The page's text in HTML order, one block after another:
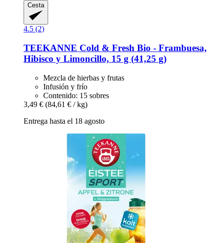
Cesta
4.5 (2)
TEEKANNE Cold & Fresh Bio -​ Frambuesa,
Hibisco y Limoncillo, 15 g (41,25 g)
Mezcla de hierbas y frutas
Infusión y frío
Contenido: 15 sobres
3,49 € (84,61 € / kg)
Entrega hasta el 18 agosto